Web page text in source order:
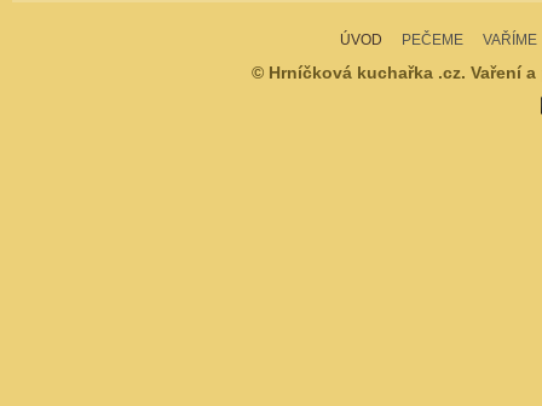
ÚVOD PEČEME VAŘÍME
© Hrníčková kuchařka .cz. Vaření